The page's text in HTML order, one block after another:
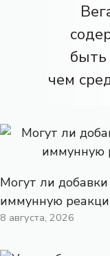
чем
Могут ли
иммунную
8 августа, 2026